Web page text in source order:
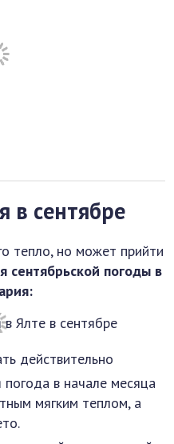
в сентябре
тепло, но может прийти
сентябрьской погоды в
действительно
в начале месяца
мягким теплом, а